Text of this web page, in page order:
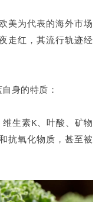
美为代表的海外市场
走红，其流行轨迹经
身的特质：
生素K、叶酸、矿物
抗氧化物质，甚至被